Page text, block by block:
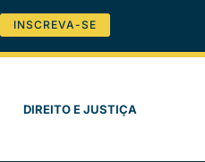
INSCREVA-SE
DIREITO E JUSTIÇA